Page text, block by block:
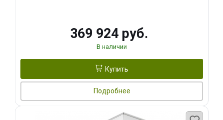
369 924 руб.
В наличии
Купить
Подробнее